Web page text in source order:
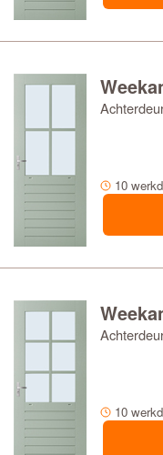
10
10